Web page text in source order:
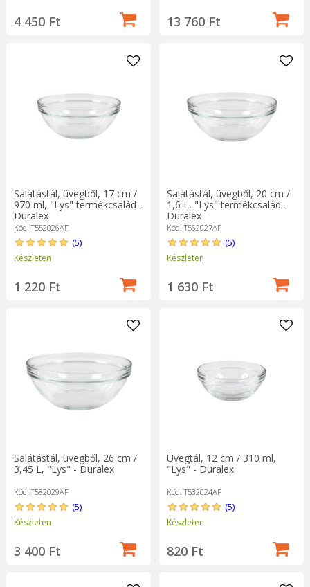
4 450 Ft 13 760 Ft
Salátástál, üvegből, 17 cm /
970 ml, "Lys" termékcsalád -
Duralex
Kód: T552026AF
(5)
Készleten
1 220 Ft
Salátástál, üvegből, 20 cm /
1,6 L, "Lys" termékcsalád -
Duralex
Kód: T562027AF
(5)
Készleten
1 630 Ft
Salátástál, üvegből, 26 cm /
3,45 L, "Lys" - Duralex
Kód: T582029AF
(5)
Készleten
3 400 Ft
Üvegtál, 12 cm / 310 ml,
"Lys" - Duralex
Kód: T532024AF
(5)
Készleten
820 Ft